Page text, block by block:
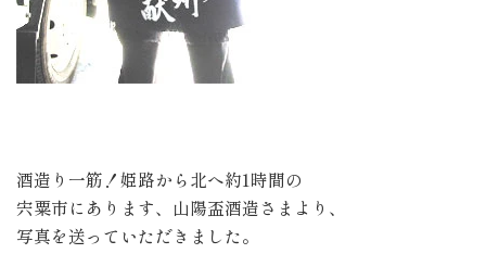
酒造り一筋！姫路から北へ約1時間の
宍粟市にあります、山陽盃酒造さまより、
写真を送っていただきました。